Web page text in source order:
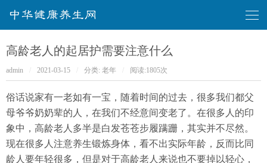
华健康养生网
高龄老人的起居护需要注意什么
admin 2021-03-15 分类: 老年 阅读:1805次
俗话说家有一老如有一宝，随着时间的过去，很多我们都父
母爷爷奶奶辈的人，在我们不经意间变老了。在很多人的印
象中，高龄老人多半是白发苍苍步履蹒跚，其实并不尽然。
现在很多人注意养生锻炼身体，看不出实际年龄，反而比同
龄人要年轻很多，但是对于高龄老人来说也不要掉以轻心，